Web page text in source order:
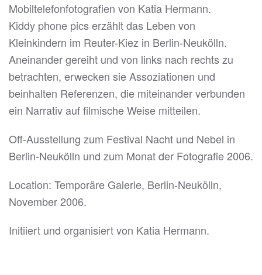
Mobiltelefonfotografien von Katia Hermann.
Kiddy phone pics erzählt das Leben von
Kleinkindern im Reuter-Kiez in Berlin-Neukölln.
Aneinander gereiht und von links nach rechts zu
betrachten, erwecken sie Assoziationen und
beinhalten Referenzen, die miteinander verbunden
ein Narrativ auf filmische Weise mitteilen.
Off-Ausstellung zum Festival Nacht und Nebel in
Berlin-Neukölln und zum Monat der Fotografie 2006.
Location: Temporäre Galerie, Berlin-Neukölln,
November 2006.
Initiiert und organisiert von Katia Hermann.